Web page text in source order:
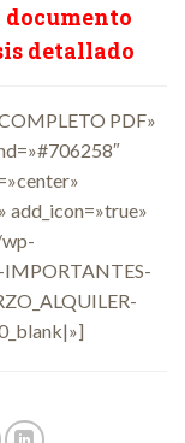
documento
detallado
PDF»
add_icon=»true»